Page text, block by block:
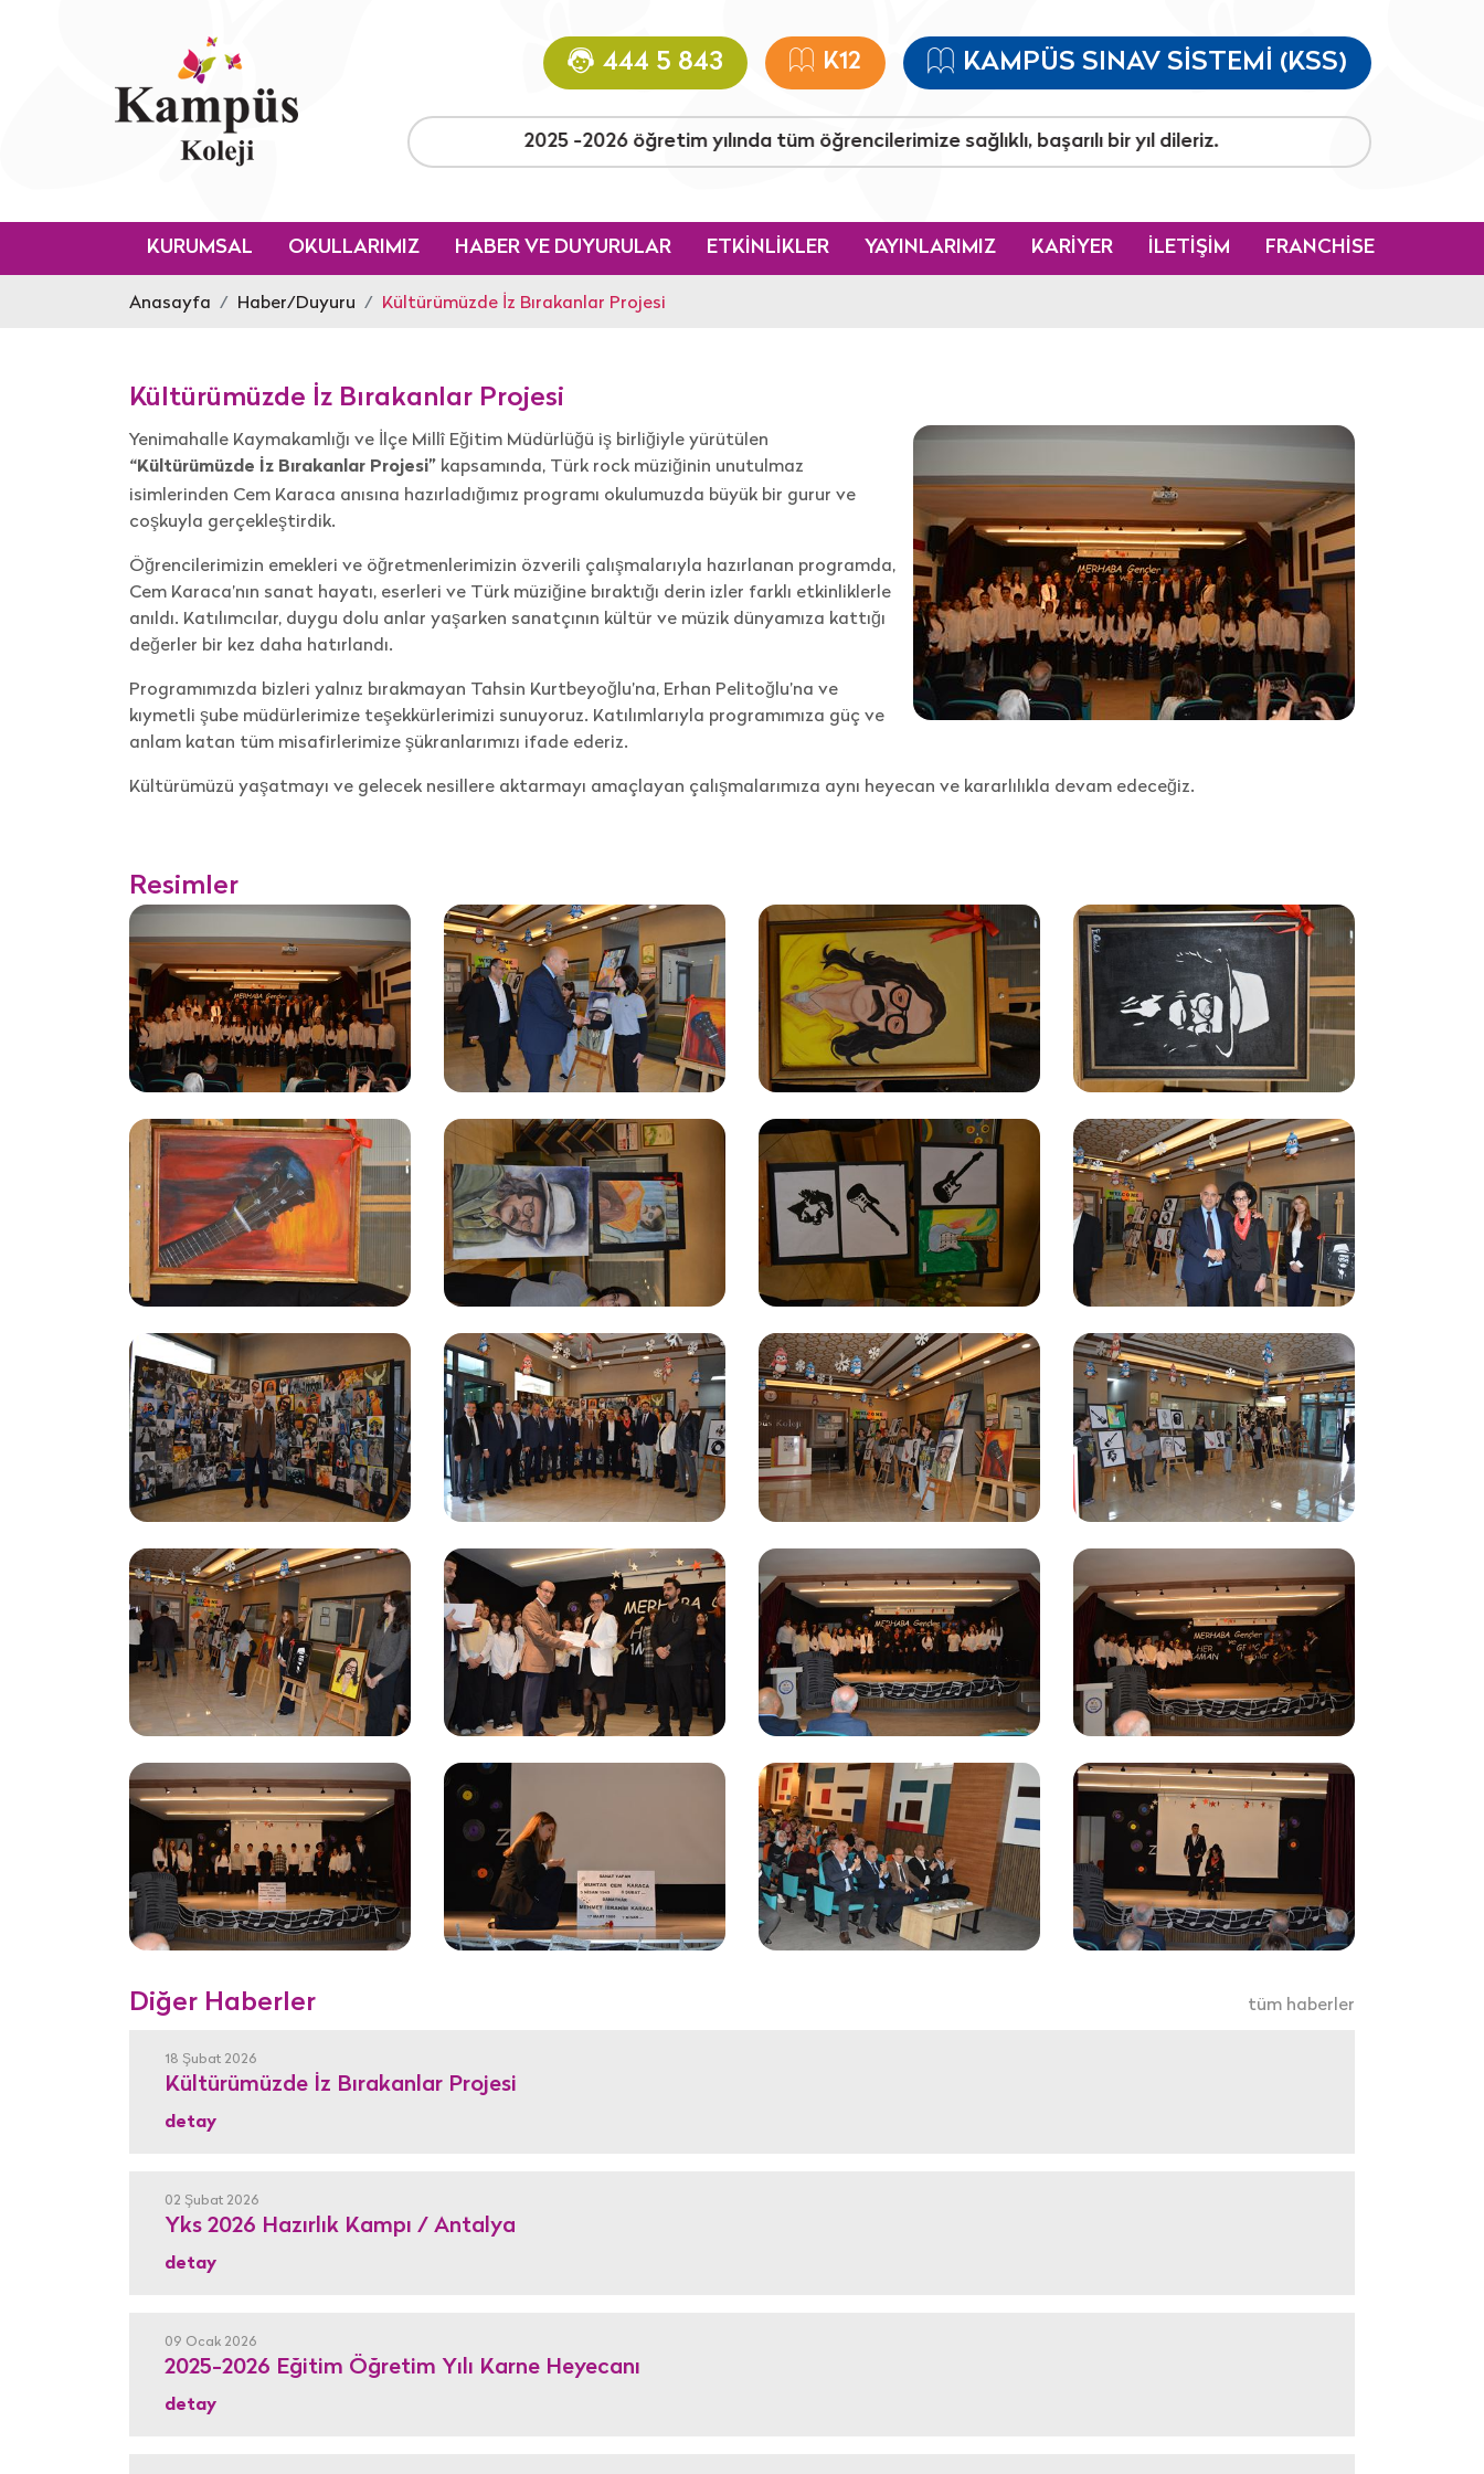
444 5 843 K12 KAMPÜS SINAV SİSTEMİ (KSS)
2025 -2026 öğretim yılında tüm öğrencilerimize sağlıklı, başarılı bir yıl dileriz.
KURUMSAL OKULLARIMIZ HABER VE DUYURULAR ETKİNLİKLER YAYINLARIMIZ KARİYER İLETİŞİM FRANCHİSE
Anasayfa Haber/Duyuru Kültürümüzde İz Bırakanlar Projesi
Kültürümüzde İz Bırakanlar Projesi
Yenimahalle Kaymakamlığı ve İlçe Millî Eğitim Müdürlüğü iş birliğiyle yürütülen
“Kültürümüzde İz Bırakanlar Projesi” kapsamında, Türk rock müziğinin unutulmaz
isimlerinden Cem Karaca anısına hazırladığımız programı okulumuzda büyük bir gurur ve
coşkuyla gerçekleştirdik.
Öğrencilerimizin emekleri ve öğretmenlerimizin özverili çalışmalarıyla hazırlanan programda,
Cem Karaca’nın sanat hayatı, eserleri ve Türk müziğine bıraktığı derin izler farklı etkinliklerle
anıldı. Katılımcılar, duygu dolu anlar yaşarken sanatçının kültür ve müzik dünyamıza kattığı
değerler bir kez daha hatırlandı.
Programımızda bizleri yalnız bırakmayan Tahsin Kurtbeyoğlu’na, Erhan Pelitoğlu’na ve
kıymetli şube müdürlerimize teşekkürlerimizi sunuyoruz. Katılımlarıyla programımıza güç ve
anlam katan tüm misafirlerimize şükranlarımızı ifade ederiz.
Kültürümüzü yaşatmayı ve gelecek nesillere aktarmayı amaçlayan çalışmalarımıza aynı heyecan ve kararlılıkla devam edeceğiz.
Resimler
Diğer Haberler tüm haberler
18 Şubat 2026
Kültürümüzde İz Bırakanlar Projesi
detay
02 Şubat 2026
Yks 2026 Hazırlık Kampı / Antalya
detay
09 Ocak 2026
2025-2026 Eğitim Öğretim Yılı Karne Heyecanı
detay